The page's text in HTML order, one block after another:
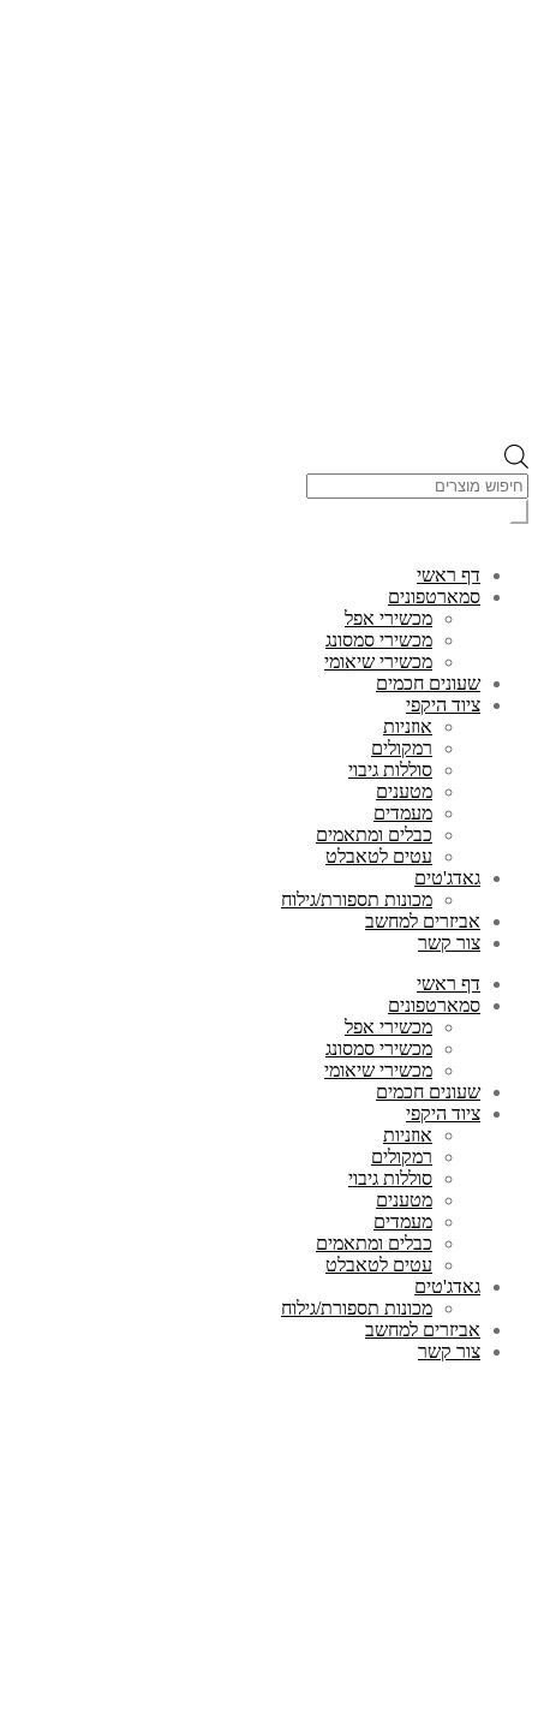
Products
search
דף ראשי
סמארטפונים
מכשירי אפל
מכשירי סמסונג
מכשירי שיאומי
שעונים חכמים
ציוד היקפי
אוזניות
רמקולים
סוללות גיבוי
מטענים
מעמדים
כבלים ומתאמים
עטים לטאבלט
גאדג'טים
מכונות תספורת/גילוח
אביזרים למחשב
צור קשר
דף ראשי
סמארטפונים
מכשירי אפל
מכשירי סמסונג
מכשירי שיאומי
שעונים חכמים
ציוד היקפי
אוזניות
רמקולים
סוללות גיבוי
מטענים
מעמדים
כבלים ומתאמים
עטים לטאבלט
גאדג'טים
מכונות תספורת/גילוח
אביזרים למחשב
צור קשר